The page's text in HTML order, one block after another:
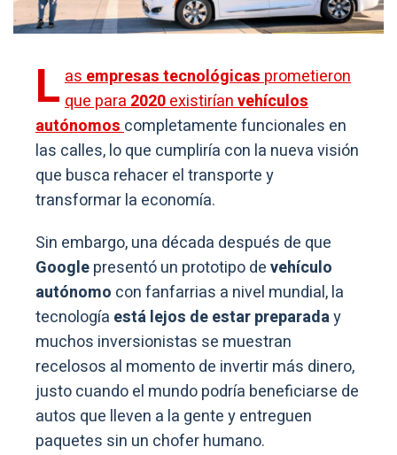
L asempresas tecnológicasprometieron
que para2020existiríanvehículos
autónomoscompletamente funcionales en
las calles, lo que cumpliría con la nueva visión
que busca rehacer el transporte y
transformar la economía.
Sin embargo, una década después de que
Googlepresentó un prototipo devehículo
autónomo con fanfarrias a nivel mundial, la
tecnología está lejos de estar preparaday
muchos inversionistas se muestran
recelosos al momento de invertir más dinero,
justo cuando el mundo podría beneficiarse de
autos que lleven a la gente y entreguen
paquetes sin un chofer humano.